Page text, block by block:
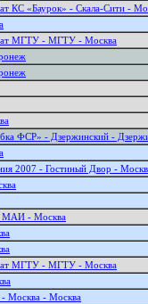
КС «Баурок» - Скала-Сити -
МГТУ - МГТУ - Москва
ФСР» - Дзержинский -
2007 - Гостиный Двор -
МАИ - Москва
МГТУ - МГТУ - Москва
- Москва - Москва